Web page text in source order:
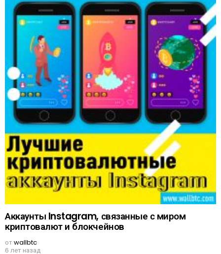
Аккаунты Instagram, связанные с миром
криптовалют и блокчейнов
отwallbtc
6 лет назад